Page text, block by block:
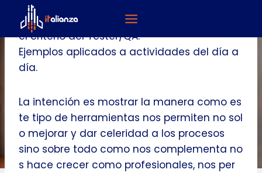
Saltar
contenido
Continuando con el post anterior, voy a dar
más ejemplos de como la GEN AI, amplifica
el criterio del Tester/QA.
Ejemplos aplicados a actividades del día a
día.
La intención es mostrar la manera como es
te tipo de herramientas nos permiten no sol
o mejorar y dar celeridad a los procesos
sino sobre todo como nos complementa no
s hace crecer como profesionales, nos per